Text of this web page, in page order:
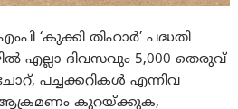
‘കുക്കി തിഹാർ’ പദ്ധതി
എല്ലാ ദിവസവും 5,000 തെരുവ്
പച്ചക്കറികൾ എന്നിവ
കുറയ്ക്കുക,